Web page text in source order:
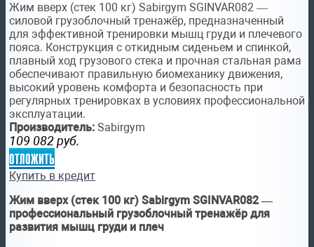
Жим вверх (стек 100 кг) Sabirgym SGINVAR082 —
силовой грузоблочный тренажёр, предназначенный
для эффективной тренировки мышц груди и плечевого
пояса. Конструкция с откидным сиденьем и спинкой,
плавный ход грузового стека и прочная стальная рама
обеспечивают правильную биомеханику движения,
высокий уровень комфорта и безопасность при
регулярных тренировках в условиях профессиональной
эксплуатации.
Производитель: Sabirgym
109 082 руб.
отложить
Купить в кредит
Жим вверх (стек 100 кг) Sabirgym SGINVAR082 —
профессиональный грузоблочный тренажёр для
развития мышц груди и плеч